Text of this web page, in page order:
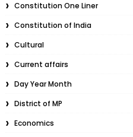
Constitution One Liner
Constitution of India
Cultural
Current affairs
Day Year Month
District of MP
Economics